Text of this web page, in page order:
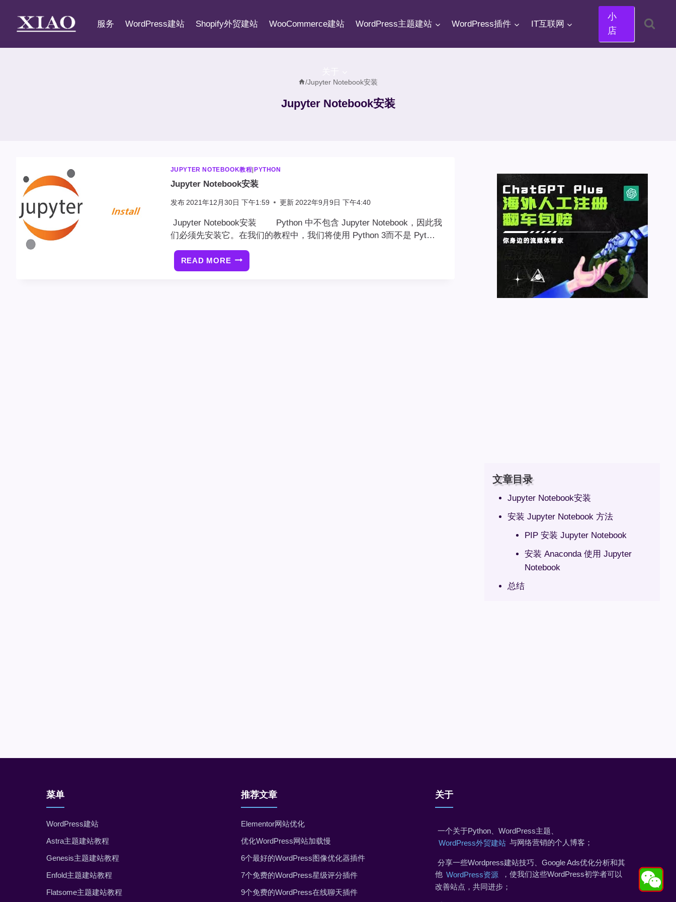
容
服务 WordPress建站 Shopify外贸建站 WooCommerce建站 WordPress主题建站 WordPress插件 IT互联网
小
店
/Jupyter Notebook安装
Jupyter Notebook安装
JUPYTER NOTEBOOK教程 PYTHON
Jupyter Notebook安装
发布 2021年12月30日 下午1:59 更新 2022年9月9日 下午4:40
Jupyter Notebook安装 Python 中不包含 Jupyter Notebook，因此我
们必须先安装它。在我们的教程中，我们将使用 Python 3而不是 Pyt…
READ MORE JUPYTER
NOTEBOOK
文章目录
Jupyter Notebook安装
安装 Jupyter Notebook 方法
PIP 安装 Jupyter Notebook
安装 Anaconda 使用 Jupyter
Notebook
总结
菜单
WordPress建站
Astra主题建站教程
Genesis主题建站教程
Enfold主题建站教程
Flatsome主题建站教程
推荐文章
Elementor网站优化
优化WordPress网站加载慢
6个最好的WordPress图像优化器插件
7个免费的WordPress星级评分插件
9个免费的WordPress在线聊天插件
关于
一个关于Python、WordPress主题、
WordPress外贸建站 与网络营销的个人博客；
分享一些Wordpress建站技巧、Google Ads优化分析和其
他 WordPress资源
，使我们这些WordPress初学者可以
改善站点，共同进步；